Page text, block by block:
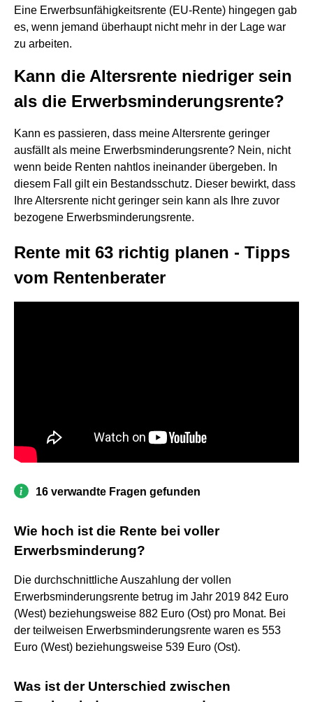
Eine Erwerbsunfähigkeitsrente (EU-Rente) hingegen gab
es, wenn jemand überhaupt nicht mehr in der Lage war
zu arbeiten.
Kann die Altersrente niedriger sein
als die Erwerbsminderungsrente?
Kann es passieren, dass meine Altersrente geringer
ausfällt als meine Erwerbsminderungsrente? Nein, nicht
wenn beide Renten nahtlos ineinander übergeben. In
diesem Fall gilt ein Bestandsschutz. Dieser bewirkt, dass
Ihre Altersrente nicht geringer sein kann als Ihre zuvor
bezogene Erwerbsminderungsrente.
Rente mit 63 richtig planen - Tipps
vom Rentenberater
16 verwandte Fragen gefunden
Wie hoch ist die Rente bei voller
Erwerbsminderung?
Die durchschnittliche Auszahlung der vollen
Erwerbsminderungsrente betrug im Jahr 2019 842 Euro
(West) beziehungsweise 882 Euro (Ost) pro Monat. Bei
der teilweisen Erwerbsminderungsrente waren es 553
Euro (West) beziehungsweise 539 Euro (Ost).
Was ist der Unterschied zwischen